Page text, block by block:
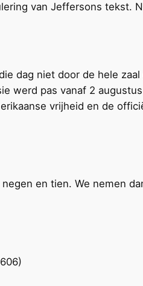
van Jeffersons tekst.
dag niet door de hele
werd pas vanaf 2
vrijheid en de
en tien. We nemen